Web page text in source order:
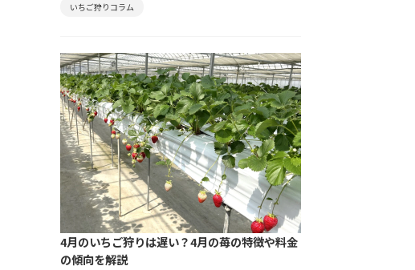
いちご狩りコラム
4月のいちご狩りは遅い？4月の苺の特徴や料金
の傾向を解説